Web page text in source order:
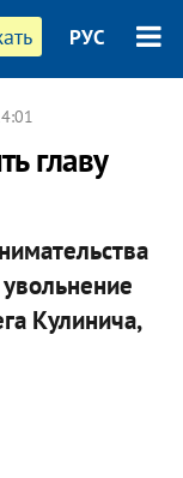
РУС
главу
Кулинича,